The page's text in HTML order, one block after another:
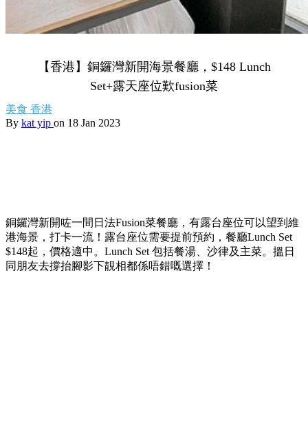
【香港】銅鑼灣新開海景餐廳，$148 Lunch
Set+露天座位歎fusion菜
美食 香港
By kat yip on 18 Jan 2023
銅鑼灣新開咗一間日法Fusion菜餐廳，有露台座位可以望到維
港海景，打卡一流！露台座位需要提前預約，餐廳Lunch Set
$148起，價格適中。Lunch Set 包括餐湯、沙律及主菜。搵日
同朋友去撐抬腳影下靚相都係唔錯嘅選擇！